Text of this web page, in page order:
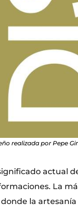
realizada por Pepe
actual
La
la